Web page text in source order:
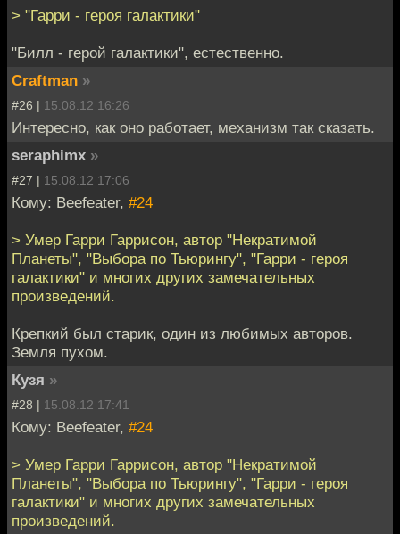
> "Гарри - героя галактики"
"Билл - герой галактики", естественно.
Craftman »
#26 | 15.08.12 16:26
Интересно, как оно работает, механизм так сказать.
seraphimx »
#27 | 15.08.12 17:06
Кому: Beefeater, #24
> Умер Гарри Гаррисон, автор "Некратимой
Планеты", "Выбора по Тьюрингу", "Гарри - героя
галактики" и многих других замечательных
произведений.
Крепкий был старик, один из любимых авторов.
Земля пухом.
Кузя »
#28 | 15.08.12 17:41
Кому: Beefeater, #24
> Умер Гарри Гаррисон, автор "Некратимой
Планеты", "Выбора по Тьюрингу", "Гарри - героя
галактики" и многих других замечательных
произведений.